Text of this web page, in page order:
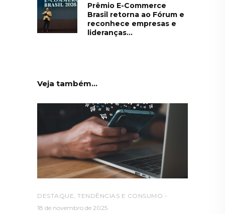
Prêmio E-Commerce
Brasil retorna ao Fórum e
reconhece empresas e
lideranças...
Veja também...
DESTAQUE TENDÊNCIAS E CONSUMO
18 de novembro de 2025